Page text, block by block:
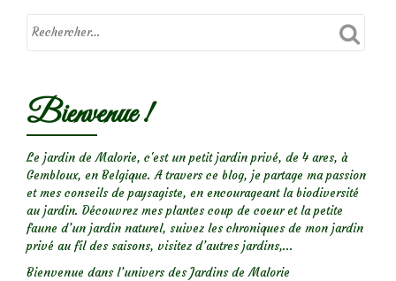
Bienvenue !
Le jardin de Malorie, c'est un petit jardin privé, de 4 ares, à
Gembloux, en Belgique. A travers ce blog, je partage ma passion
et mes conseils de paysagiste, en encourageant la biodiversité
au jardin. Découvrez mes plantes coup de coeur et la petite
faune d’un jardin naturel, suivez les chroniques de mon jardin
privé au fil des saisons, visitez d’autres jardins,...
Bienvenue dans l’univers des Jardins de Malorie